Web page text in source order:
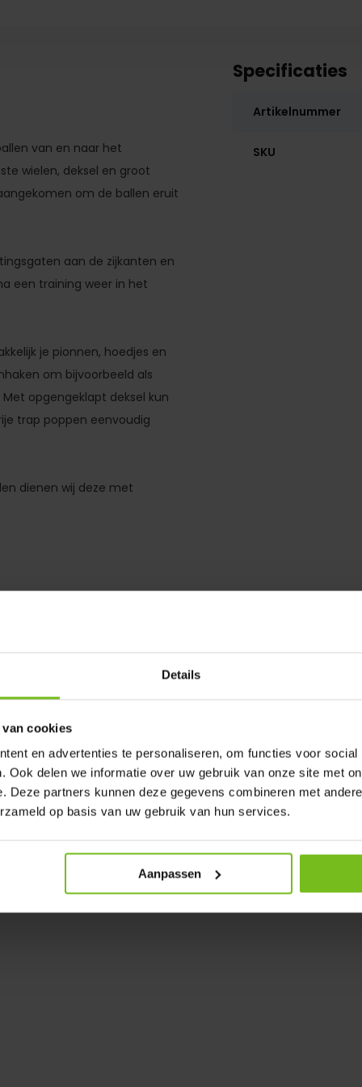
Details
cookies
en advertenties te personaliseren, om functies voor
Ook delen we informatie over uw gebruik van onze site met
Deze partners kunnen deze gegevens combineren met
op basis van uw gebruik van hun services.
Aanpassen
van en naar het
wielen, deksel en groot
om de ballen eruit
aan de zijkanten en
een training weer in het
je pionnen, hoedjes en
om bijvoorbeeld als
opgengeklapt deksel kun
trap poppen eenvoudig
dienen wij deze met
prijs van € 725 leveren wij u
Light of Superlight naar
1 set van 50
team. Dit kan bij grotere
de teamnamen in outdoor
Specificaties
Artikelnummer
SKU